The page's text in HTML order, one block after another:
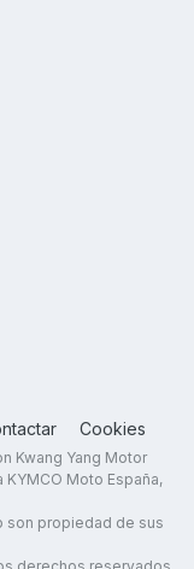
Cookies
Kwang Yang Motor
KYMCO Moto España,
son propiedad de sus